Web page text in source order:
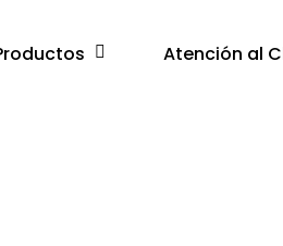
Atención al